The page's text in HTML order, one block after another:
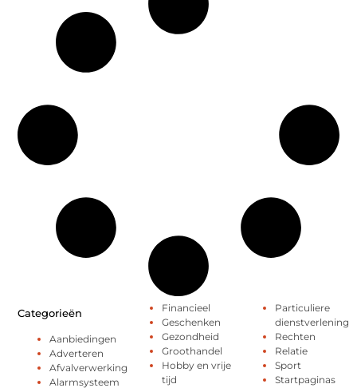
Categorieën
Aanbiedingen
Adverteren
Afvalverwerking
Alarmsysteem
Financieel
Geschenken
Gezondheid
Groothandel
Hobby en vrije
tijd
Particuliere
dienstverlening
Rechten
Relatie
Sport
Startpaginas